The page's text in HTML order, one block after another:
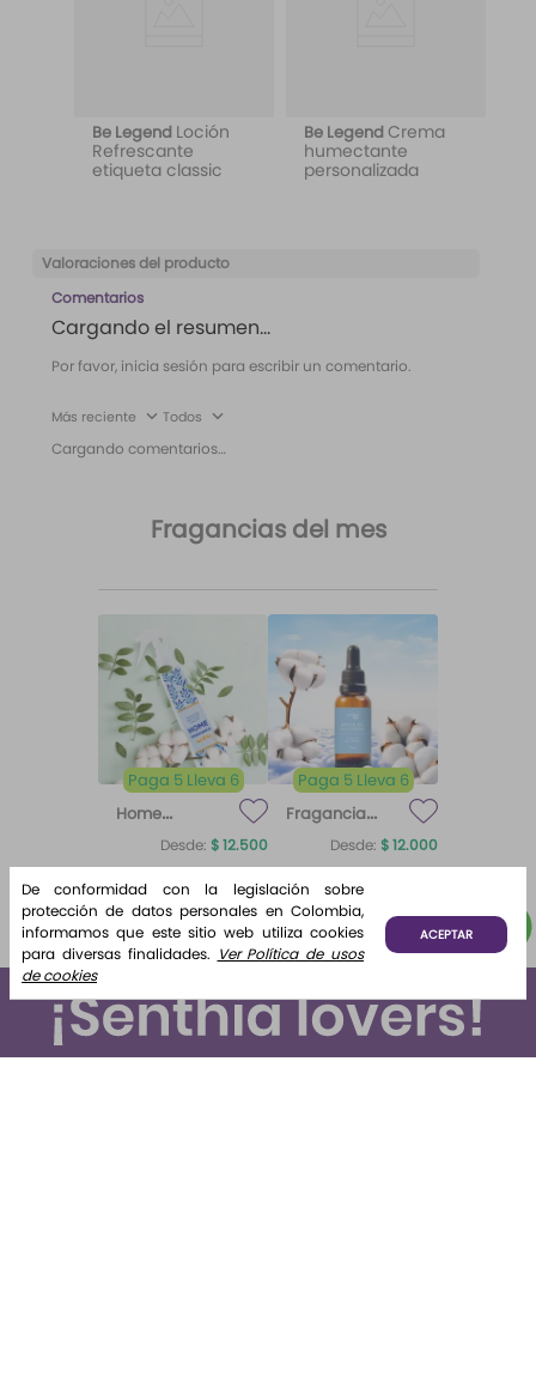
Be Legend Loción
Refrescante
etiqueta classic
Be LegendCrema
humectante
personalizada
Valoraciones del producto
Comentarios
Cargando el resumen…
Por favor, inicia sesión para escribir un comentario.
Más reciente Todos
Cargando comentarios…
Fragancias del mes
Paga 5 Lleva 6
Home
Fragrance
AlgodónHome
Algodón 220
ml Etq.
Atardecer
Desde: $12.500
¡Lo quiero!
Paga 5 Lleva 6
Fragancia
para difusor
Brisa de
Algodón
Desde: $12.000
¡Lo quiero!
De conformidad con la legislación sobre
protección de datos personales en Colombia,
informamos que este sitio web utiliza cookies
para diversas finalidades. Ver Política de usos
de cookies
ACEPTAR